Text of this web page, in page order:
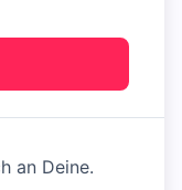
an Deine.